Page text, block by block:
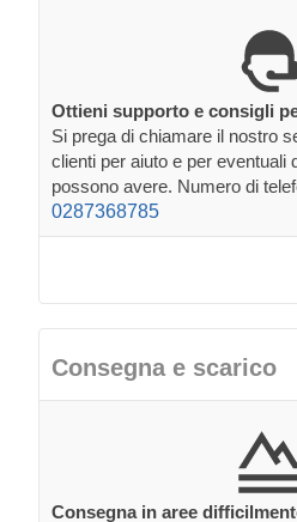
Ottieni supporto e consigli
Si prega di chiamare il nostro
clienti per aiuto e per eventuali
possono avere. Numero di
0287368785
Consegna e scarico
Consegna in aree